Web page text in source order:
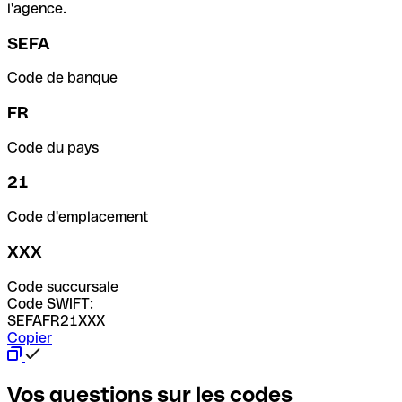
l'agence.
SEFA
Code de banque
FR
Code du pays
21
Code d'emplacement
XXX
Code succursale
Code SWIFT:
SEFAFR21XXX
Copier
Vos questions sur les codes